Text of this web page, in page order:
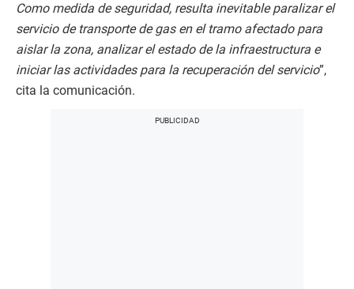
Como medida de seguridad, resulta inevitable paralizar el
servicio de transporte de gas en el tramo afectado para
aislar la zona, analizar el estado de la infraestructura e
iniciar las actividades para la recuperación del servicio”,
cita la comunicación.